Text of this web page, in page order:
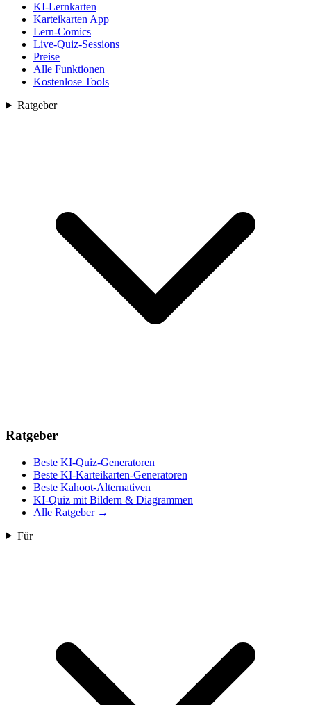
KI-Lernkarten
Karteikarten App
Lern-Comics
Live-Quiz-Sessions
Preise
Alle Funktionen
Kostenlose Tools
Ratgeber
Ratgeber
Beste KI-Quiz-Generatoren
Beste KI-Karteikarten-Generatoren
Beste Kahoot-Alternativen
KI-Quiz mit Bildern & Diagrammen
Alle Ratgeber→
Für